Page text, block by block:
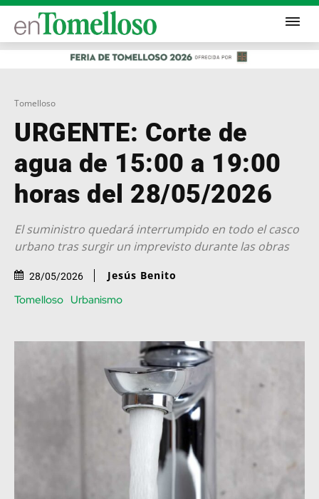
Tomelloso
URGENTE: Corte de
agua de 15:00 a 19:00
horas del 28/05/2026
El suministro quedará interrumpido en todo el casco
urbano tras surgir un imprevisto durante las obras
28/05/2026 Jesús Benito
Tomelloso Urbanismo